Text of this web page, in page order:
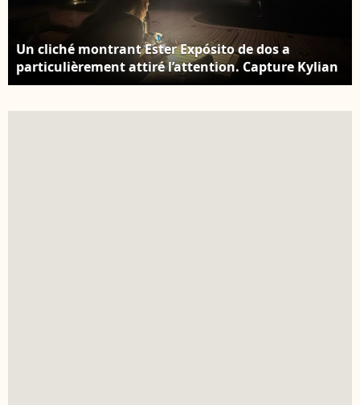
Un cliché montrant Ester Expósito de dos a
particulièrement attiré l’attention. Capture Kylian
Mbappé - Instagram